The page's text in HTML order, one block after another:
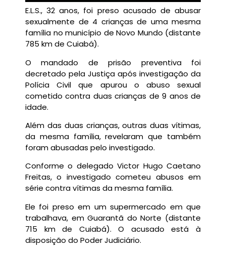
E.L.S., 32 anos, foi preso acusado de abusar
sexualmente de 4 crianças de uma mesma
família no município de Novo Mundo (distante
785 km de Cuiabá).
O mandado de prisão preventiva foi
decretado pela Justiça após investigação da
Polícia Civil que apurou o abuso sexual
cometido contra duas crianças de 9 anos de
idade.
Além das duas crianças, outras duas vítimas,
da mesma família, revelaram que também
foram abusadas pelo investigado.
Conforme o delegado Victor Hugo Caetano
Freitas, o investigado cometeu abusos em
série contra vítimas da mesma família.
Ele foi preso em um supermercado em que
trabalhava, em Guarantã do Norte (distante
715 km de Cuiabá). O acusado está à
disposição do Poder Judiciário.